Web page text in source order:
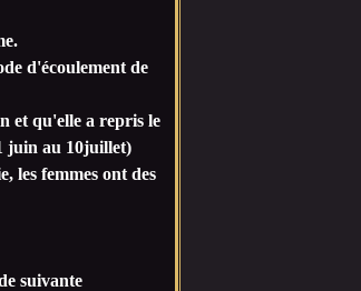
d'écoulement de
et qu'elle a repris le
juin au 10juillet)
les femmes ont des
suivante